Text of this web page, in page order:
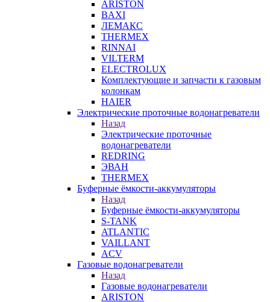
ARISTON
BAXI
ЛЕМАКС
THERMEX
RINNAI
VILTERM
ELECTROLUX
Комплектующие и запчасти к газовым
колонкам
HAIER
Электрические проточные водонагреватели
Назад
Электрические проточные
водонагреватели
REDRING
ЭВАН
THERMEX
Буферные ёмкости-аккумуляторы
Назад
Буферные ёмкости-аккумуляторы
S-TANK
ATLANTIC
VAILLANT
ACV
Газовые водонагреватели
Назад
Газовые водонагреватели
ARISTON